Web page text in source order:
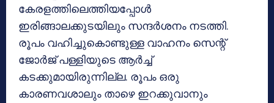
കേരളത്തിലെത്തിയപ്പോള്‍
ഇരിങ്ങാലക്കുടയിലും സന്ദര്‍ശനം നടത്തി.
രൂപം വഹിച്ചുകൊണ്ടുള്ള വാഹനം സെന്റ്
ജോര്‍ജ് പള്ളിയുടെ ആര്‍ച്ച്
കടക്കുമായിരുന്നില്ല. രൂപം ഒരു
കാരണവശാലും താഴെ ഇറക്കുവാനും